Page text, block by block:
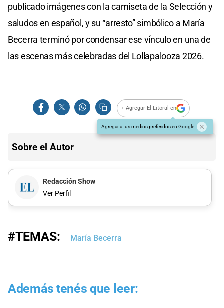
publicado imágenes con la camiseta de la Selección y
saludos en español, y su “arresto” simbólico a María
Becerra terminó por condensar ese vínculo en una de
las escenas más celebradas del Lollapalooza 2026.
+ Agregar El Litoral en
Agregar a tus medios preferidos en Google
Sobre el Autor
Redacción Show
Ver Perfil
#TEMAS: María Becerra
Además tenés que leer: